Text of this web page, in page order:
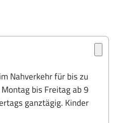
Nahverkehr für bis zu
bis Freitag ab 9
ganztägig. Kinder